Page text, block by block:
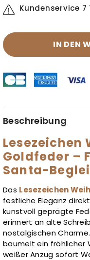
Kundenservice
IN DEN
Beschreibung
Lesezeichen
Goldfeder –
Santa-
Das Lesezeichen
festliche Eleganz
kunstvoll geprägte
erinnert an alte
nostalgischen
baumelt ein fröhlicher
weißer Anzug sofort